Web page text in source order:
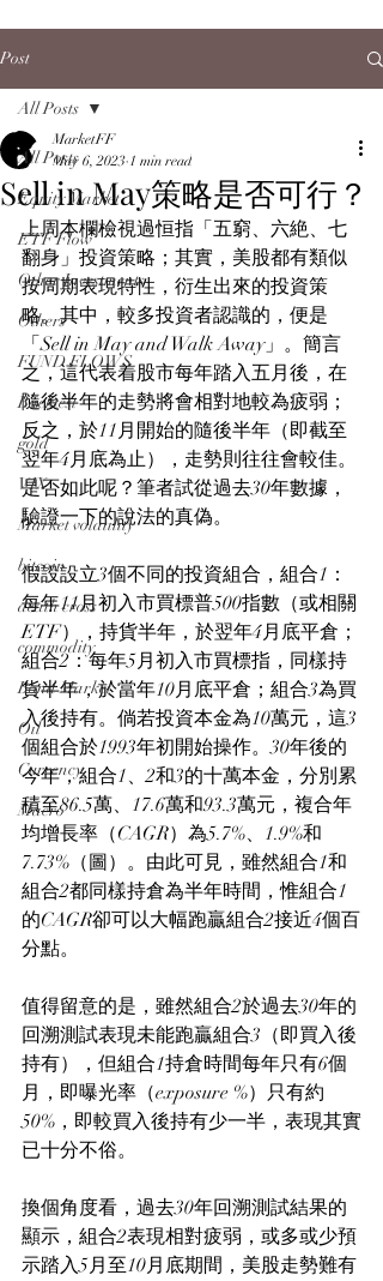
Post
All Posts
Equity Market
ETF Flow
Other Investments
Others
FUND FLOWS
Backtest
gold
VIX
Market volatility
bitcoin
death cross
commodity
Bond Market
Oil
Currency
Macro
All Posts
Sell in May策略是否可行？
MarketFF
May 6, 2023 1 min read
上周本欄檢視過恒指「五窮、六絶、七
翻身」投資策略；其實，美股都有類似
按周期表現特性，衍生出來的投資策
略。其中，較多投資者認識的，便是
「Sell in May and Walk Away」。簡言
之，這代表着股市每年踏入五月後，在
隨後半年的走勢將會相對地較為疲弱；
反之，於11月開始的隨後半年（即截至
翌年4月底為止），走勢則往往會較佳。
是否如此呢？筆者試從過去30年數據，
驗證一下的說法的真偽。
假設設立3個不同的投資組合，組合1：
每年11月初入市買標普500指數（或相關
ETF），持貨半年，於翌年4月底平倉；
組合2：每年5月初入市買標指，同樣持
貨半年，於當年10月底平倉；組合3為買
入後持有。倘若投資本金為10萬元，這3
個組合於1993年初開始操作。30年後的
今年，組合1、2和3的十萬本金，分別累
積至86.5萬、17.6萬和93.3萬元，複合年
均增長率（CAGR）為5.7%、1.9%和
7.73%（圖）。由此可見，雖然組合1和
組合2都同樣持倉為半年時間，惟組合1
的CAGR卻可以大幅跑贏組合2接近4個百
分點。
值得留意的是，雖然組合2於過去30年的
回溯測試表現未能跑贏組合3（即買入後
持有），但組合1持倉時間每年只有6個
月，即曝光率（exposure %）只有約
50%，即較買入後持有少一半，表現其實
已十分不俗。
換個角度看，過去30年回溯測試結果的
顯示，組合2表現相對疲弱，或多或少預
示踏入5月至10月底期間，美股走勢難有